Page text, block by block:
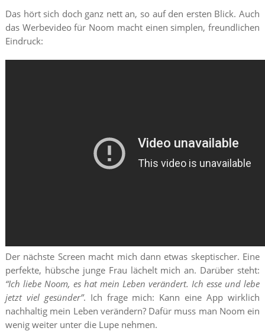
Das hört sich doch ganz nett an, so auf den ersten Blick. Auch
das Werbevideo für Noom macht einen simplen, freundlichen
Eindruck:
Der nächste Screen macht mich dann etwas skeptischer. Eine
perfekte, hübsche junge Frau lächelt mich an. Darüber steht:
“Ich liebe Noom, es hat mein Leben verändert. Ich esse und lebe
jetzt viel gesünder”. Ich frage mich: Kann eine App wirklich
nachhaltig mein Leben verändern? Dafür muss man Noom ein
wenig weiter unter die Lupe nehmen.